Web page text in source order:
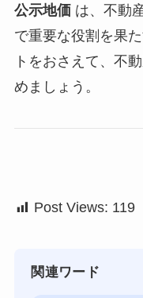
公示地価は、不動
で重要な役割を果
トをおさえて、不
めましょう。
Post Views: 119
関連ワード